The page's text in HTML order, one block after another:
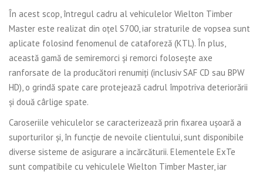
În acest scop, întregul cadru al vehiculelor Wielton Timber
Master este realizat din oțel S700, iar straturile de vopsea sunt
aplicate folosind fenomenul de cataforeză (KTL). În plus,
această gamă de semiremorci și remorci folosește axe
ranforsate de la producători renumiți (inclusiv SAF CD sau BPW
HD), o grindă spate care protejează cadrul împotriva deteriorării
și două cârlige spate.
Caroseriile vehiculelor se caracterizează prin fixarea ușoară a
suporturilor și, în funcție de nevoile clientului, sunt disponibile
diverse sisteme de asigurare a incărcăturii. Elementele ExTe
sunt compatibile cu vehiculele Wielton Timber Master, iar